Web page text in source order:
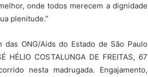
onde todos merecem a dignidade
plenitude.”
das ONG/Aids do Estado de São Paulo
COSTALUNGA DE FREITAS, 67
nesta madrugada. Engajamento,